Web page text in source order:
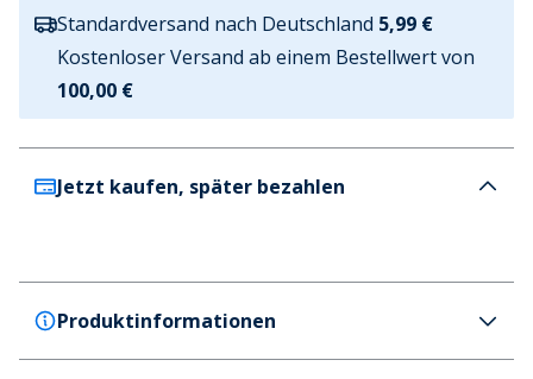
Standardversand nach Deutschland 5,99 €
Kostenloser Versand ab einem Bestellwert von
100,00 €
Jetzt kaufen, später bezahlen
Produktinformationen